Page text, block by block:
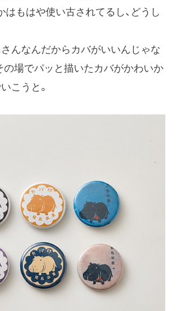
はもはや使い古されてるし、どうし
さんなんだからカバがいいんじゃな
の場でパッと描いたカバがかわいか
こうと。